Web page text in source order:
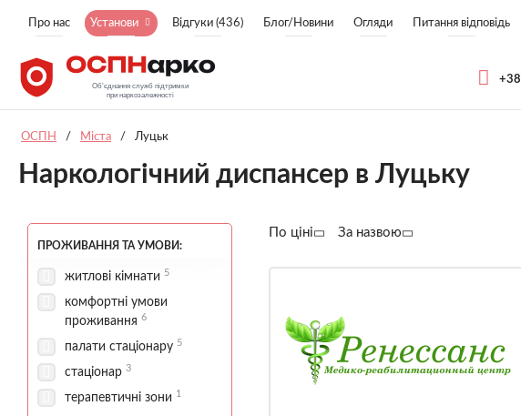
Про нас Установи Відгуки (436) Блог/Новини Огляди Питання відповідь
+38
ОСПН / Міста / Луцьк
Наркологічний диспансер в Луцьку
ПРОЖИВАННЯ ТА УМОВИ:
житлові кімнати 5
комфортні умови
проживання 6
палати стаціонару 5
стаціонар 3
терапевтичні зони 1
По ціні За назвою